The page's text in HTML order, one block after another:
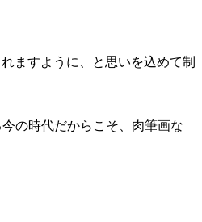
ますように、と思いを込めて制
の時代だからこそ、肉筆画な